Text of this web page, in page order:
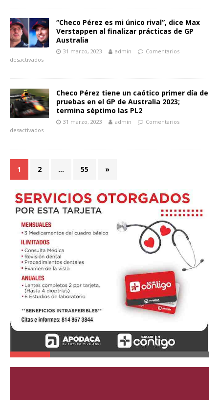
“Checo Pérez es mi único rival”, dice Max
Verstappen al finalizar prácticas de GP
Australia
31 marzo, 2023 admin
Comentarios
desactivados
Checo Pérez tiene un caótico primer día de
pruebas en el GP de Australia 2023;
termina séptimo las PL2
31 marzo, 2023 admin
Comentarios
desactivados
1 2 … 55 »